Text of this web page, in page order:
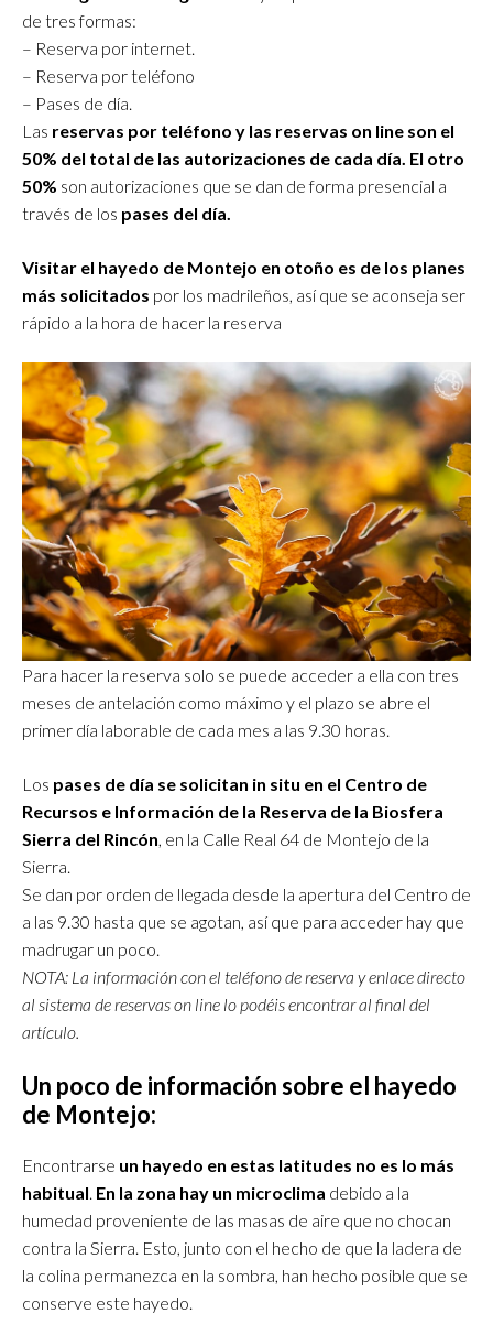
de tres formas:
– Reserva por internet.
– Reserva por teléfono
– Pases de día.
Las reservas por teléfono y las reservas on line son el
50% del total de las autorizaciones de cada día. El otro
50% son autorizaciones que se dan de forma presencial a
través de los pases del día.
Visitar el hayedo de Montejo en otoño es de los planes
más solicitados por los madrileños, así que se aconseja ser
rápido a la hora de hacer la reserva
Para hacer la reserva solo se puede acceder a ella con tres
meses de antelación como máximo y el plazo se abre el
primer día laborable de cada mes a las 9.30 horas.
Los pases de día se solicitan in situ en el Centro de
Recursos e Información de la Reserva de la Biosfera
Sierra del Rincón , en la Calle Real 64 de Montejo de la
Sierra.
Se dan por orden de llegada desde la apertura del Centro de
a las 9.30 hasta que se agotan, así que para acceder hay que
madrugar un poco.
NOTA: La información con el teléfono de reserva y enlace directo
al sistema de reservas on line lo podéis encontrar al final del
artículo.
Un poco de información sobre el hayedo
de Montejo:
Encontrarse un hayedo en estas latitudes no es lo más
habitual En la zona hay un microclima debido a la
humedad proveniente de las masas de aire que no chocan
contra la Sierra. Esto, junto con el hecho de que la ladera de
la colina permanezca en la sombra, han hecho posible que se
conserve este hayedo.